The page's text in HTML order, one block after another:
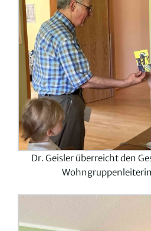
Dr. Geisler überreicht den